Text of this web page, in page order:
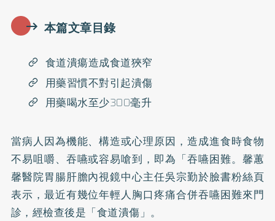
本篇文章目錄
食道潰瘍造成食道狹窄
用藥習慣不對引起潰傷
用藥喝水至少300毫升
當病人因為機能、構造或心理原因，造成進食時食物
不易咀嚼、吞嚥或容易嗆到，即為「吞嚥困難。馨蕙
馨醫院胃腸肝膽內視鏡中心主任吳宗勤於臉書粉絲頁
表示，最近有幾位年輕人胸口疼痛合併吞嚥困難來門
診，經檢查後是「食道潰傷」。